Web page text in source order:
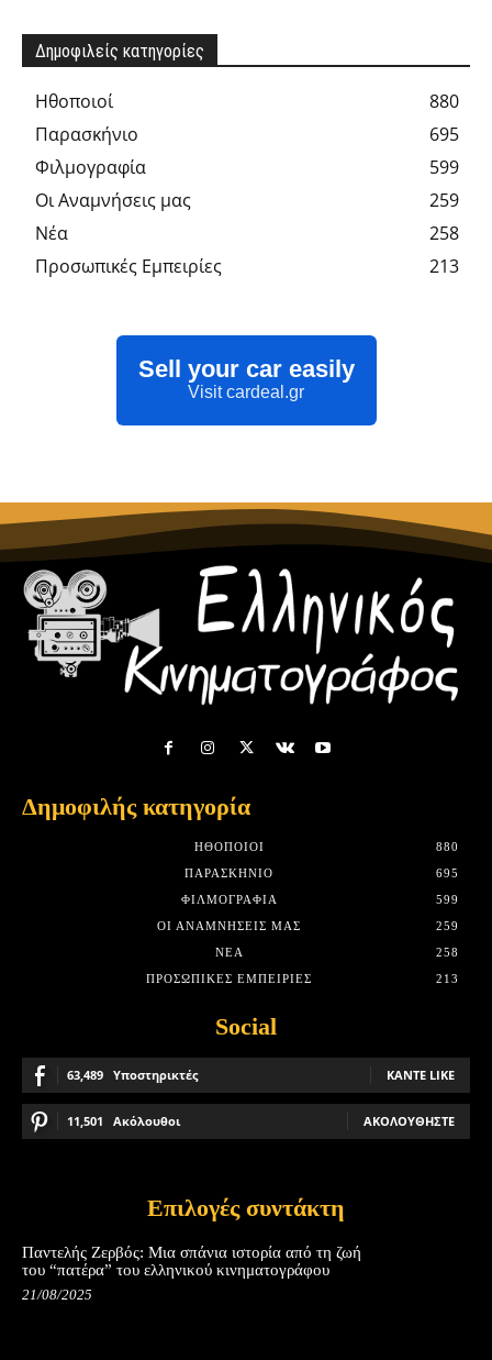
Δημοφιλείς κατηγορίες
Hθοποιοί
880
Παρασκήνιο
695
Φιλμογραφία
599
Οι Αναμνήσεις μας
259
Νέα
258
Προσωπικές Εμπειρίες
213
Sell your car easily
Visit cardeal.gr
Δημοφιλής κατηγορία
HΘΟΠΟΙΟΊ
880
ΠΑΡΑΣΚΉΝΙΟ
695
ΦΙΛΜΟΓΡΑΦΊΑ
599
ΟΙ ΑΝΑΜΝΉΣΕΙΣ ΜΑΣ
259
ΝΈΑ
258
ΠΡΟΣΩΠΙΚΈΣ ΕΜΠΕΙΡΊΕΣ
213
Social
63,489 Υποστηρικτές ΚΆΝΤΕ LIKE
11,501 Ακόλουθοι ΑΚΟΛΟΥΘΉΣΤΕ
Επιλογές συντάκτη
Παντελής Ζερβός: Μια σπάνια ιστορία από τη ζωή
του “πατέρα” του ελληνικού κινηματογράφου
21/08/2025